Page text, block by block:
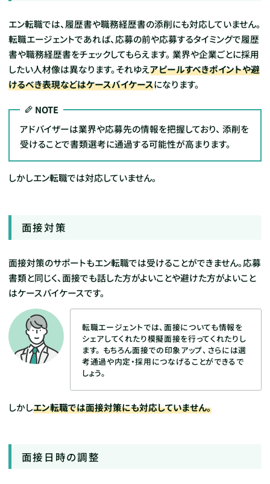
エン転職では、履歴書や職務経歴書の添削にも対応していません。
転職エージェントであれば、応募の前や応募するタイミングで履歴
書や職務経歴書をチェックしてもらえます。 業界や企業ごとに採用
したい人材像は異なります。それゆえアピールすべきポイントや避
けるべき表現などはケースバイケースになります。
NOTE
アドバイザーは業界や応募先の情報を把握しており、 添削を
受けることで書類選考に通過する可能性が高まります。
しかしエン転職では対応していません。
面接対策
面接対策のサポートもエン転職では受けることができません。応募
書類と同じく、面接でも話した方がよいことや避けた方がよいこと
はケースバイケースです。
転職エージェントでは、面接についても情報を
シェアしてくれたり模擬面接を行ってくれたりし
ます。 もちろん面接での印象アップ、さらには選
考通過や内定・採用につなげることができるで
しょう。
しかしエン転職では面接対策にも対応していません。
面接日時の調整